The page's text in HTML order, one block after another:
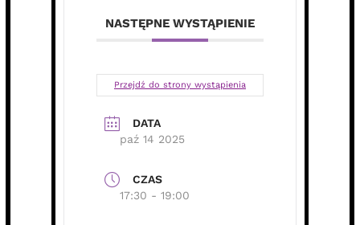
NASTĘPNE WYSTĄPIENIE
Przejdź do strony wystąpienia
DATA
paź 14 2025
CZAS
17:30 - 19:00